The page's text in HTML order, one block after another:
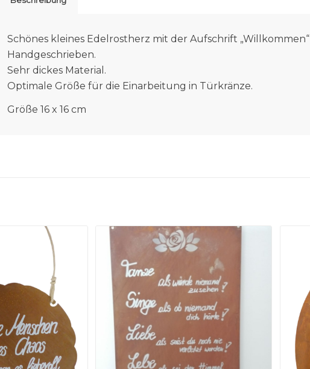
Schönes kleines Edelrostherz mit der Aufschrift „Willkommen“
Handgeschrieben.
Sehr dickes Material.
Optimale Größe für die Einarbeitung in Türkränze.
Größe 16 x 16 cm